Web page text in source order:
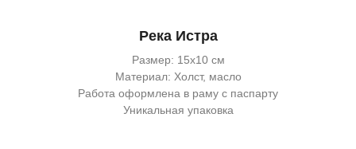
Река Истра
Размер: 15х10 см
Материал: Холст, масло
Работа оформлена в раму с паспарту
Уникальная упаковка